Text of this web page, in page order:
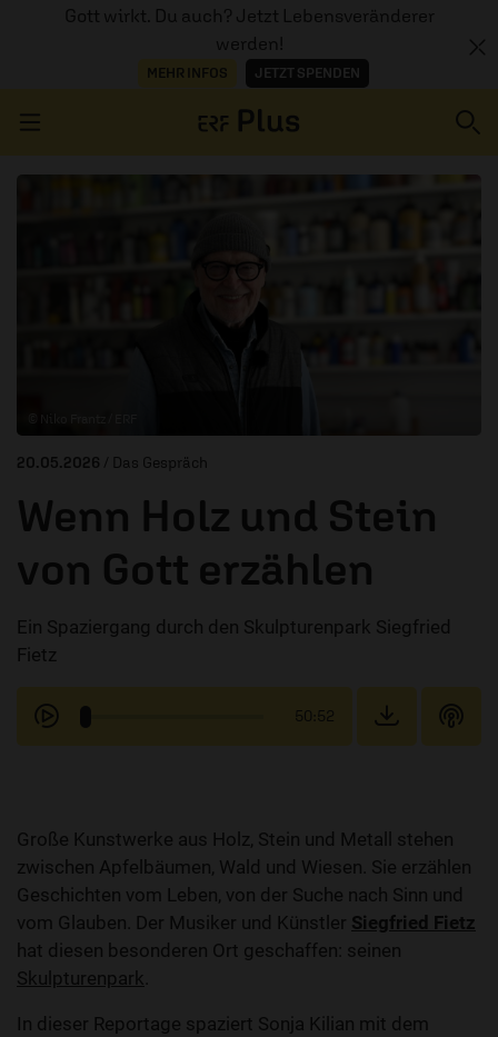
Gott wirkt. Du auch? Jetzt Lebensveränderer
werden!
MEHR INFOS JETZT SPENDEN
20.05.2026 / Das Gespräch
Wenn Holz und Stein
von Gott erzählen
Ein Spaziergang durch den Skulpturenpark Siegfried
Fietz
50:52
Große Kunstwerke aus Holz, Stein und Metall stehen
zwischen Apfelbäumen, Wald und Wiesen. Sie erzählen
Geschichten vom Leben, von der Suche nach Sinn und
vom Glauben. Der Musiker und Künstler Siegfried Fietz
hat diesen besonderen Ort geschaffen: seinen
Skulpturenpark
In dieser Reportage spaziert Sonja Kilian mit dem